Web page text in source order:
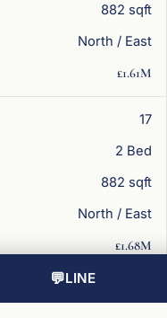
882 sqft
North / East
£1.61M
17
2 Bed
882 sqft
North / East
£1.68M
💬LINE